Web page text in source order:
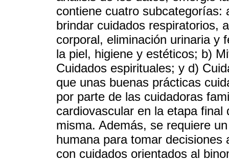
contiene cuatro subcategorías:
brindar cuidados respiratorios,
corporal, eliminación urinaria y
la piel, higiene y estéticos; b)
Cuidados espirituales; y d)
que unas buenas prácticas
por parte de las cuidadoras
cardiovascular en la etapa
misma. Además, se requiere
humana para tomar
con cuidados orientados al